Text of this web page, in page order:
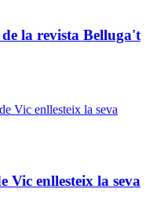
la revista Belluga't
Vic enllesteix la seva